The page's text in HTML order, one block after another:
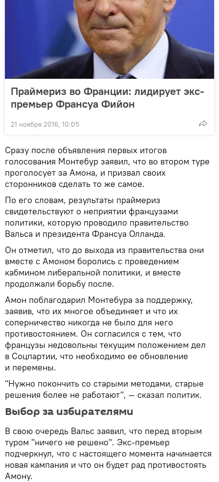
Праймериз во Франции: лидирует экс-
премьер Франсуа Фийон
21 ноября 2016, 10:05
Сразу после объявления первых итогов
голосования Монтебур заявил, что во втором туре
проголосует за Амона, и призвал своих
сторонников сделать то же самое.
По его словам, результаты праймериз
свидетельствуют о неприятии французами
политики, которую проводило правительство
Вальса и президента Франсуа Олланда.
Он отметил, что до выхода из правительства они
вместе с Амоном боролись с проведением
кабмином либеральной политики, и вместе
продолжали борьбу после.
Амон поблагодарил Монтебура за поддержку,
заявив, что их многое объединяет и что их
соперничество никогда не было для него
противостоянием. Он согласился с тем, что
французы недовольны текущим положением дел
в Соцпартии, что необходимо ее обновление
и перемены.
"Нужно покончить со старыми методами, старые
решения более не работают", — сказал политик.
Выбор за избирателями
В свою очередь Вальс заявил, что перед вторым
туром "ничего не решено". Экс-премьер
подчеркнул, что с настоящего момента начинается
новая кампания и что он будет рад противостоять
Амону.